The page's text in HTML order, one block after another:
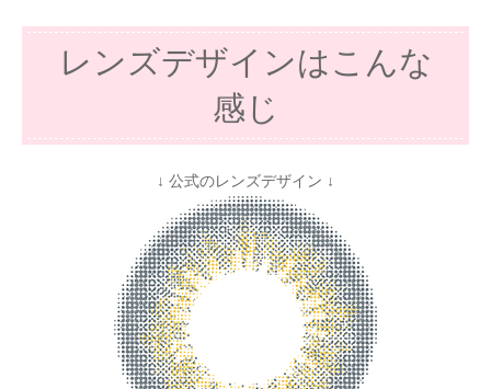
レンズデザインはこんな
感じ
↓ 公式のレンズデザイン ↓